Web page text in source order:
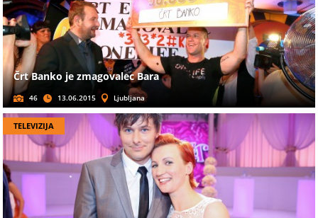
Črt Banko je zmagovalec Bara
46 13.06.2015 Ljubljana
TELEVIZIJA